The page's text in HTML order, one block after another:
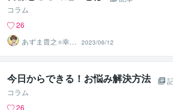
コラム
26
あずま貴之⭐幸せ
自分軸の生き方
育成コーチ
2023/06/12
今日からできる！お悩み解決方法
コラム
26